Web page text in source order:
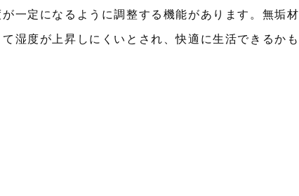
一定になるように調整する機能があります。無垢材
湿度が上昇しにくいとされ、快適に生活できるかも